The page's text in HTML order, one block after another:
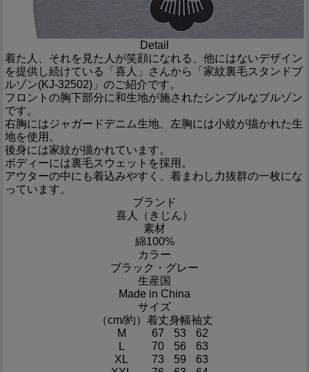
Detail
着た人、それを見た人が笑顔になれる、他にはないデザイン
を提供し続けている「喜人」さんから「家紋裏毛スタンドブ
ルゾン(KJ-32502)」のご紹介です。
フロントの胸下部分に和生地が施されたシンプルなブルゾン
です。
右胸にはジャガードデニム生地、左胸には小紋が描かれた生
地を使用。
後身には家紋が描かれています。
ボディーには裏毛スウェットを採用。
アウターの中にも着込みやすく、着まわし力抜群の一枚にな
っています。
ブランド
喜人（きじん）
素材
綿100%
カラー
ブラック・グレー
生産国
Made in China
サイズ
（cm/約） 着丈身幅袖丈
M
67 53
62
L
70 56
63
XL
73 59
63